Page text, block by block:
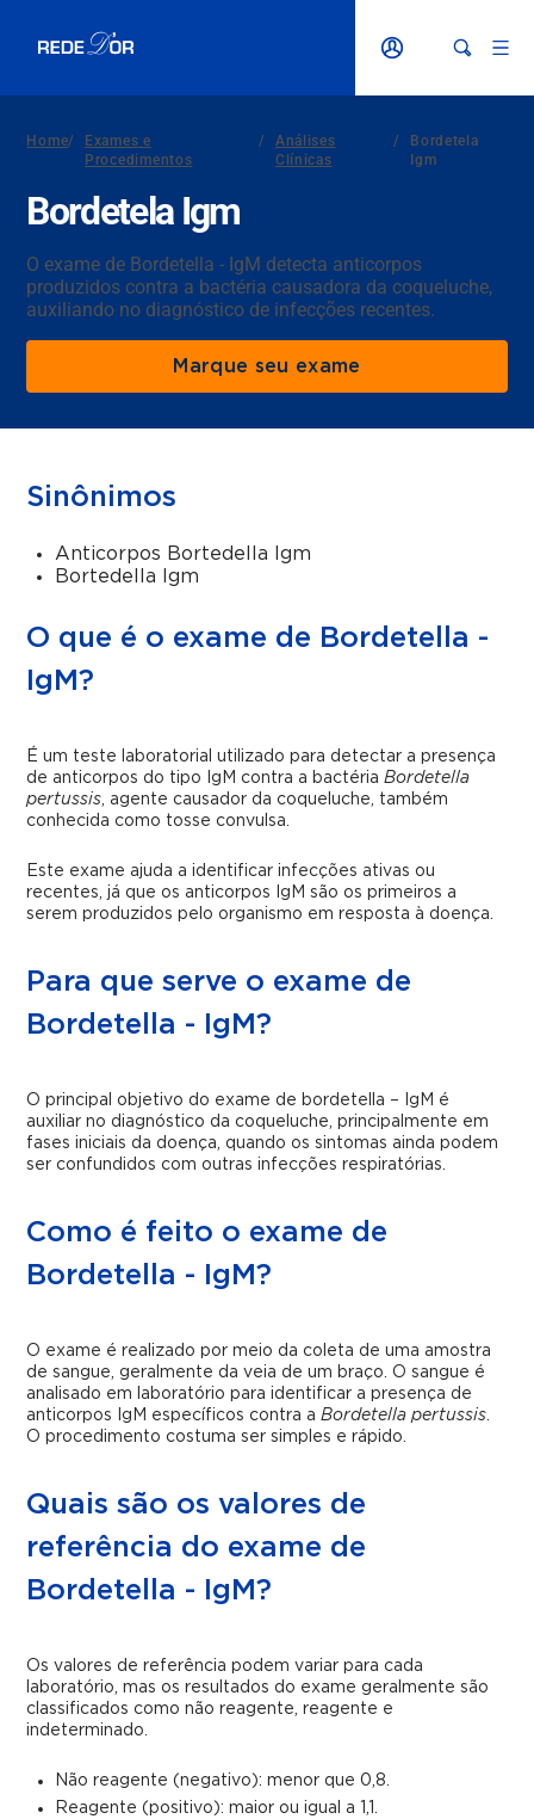
Home/
Exames e
Procedimentos
/
Análises
Clínicas
/
Bordetela
Igm
Bordetela Igm
O exame de Bordetella - IgM detecta anticorpos
produzidos contra a bactéria causadora da coqueluche,
auxiliando no diagnóstico de infecções recentes.
Marque seu exame
Sinônimos
Anticorpos Bortedella Igm
Bortedella Igm
O que é o exame de Bordetella -
IgM?
É um teste laboratorial utilizado para detectar a presença
de anticorpos do tipo IgM contra a bactériaBordetella
pertussis, agente causador da coqueluche, também
conhecida como tosse convulsa.
Este exame ajuda a identificar infecções ativas ou
recentes, já que os anticorpos IgM são os primeiros a
serem produzidos pelo organismo em resposta à doença.
Para que serve o exame de
Bordetella - IgM?
O principal objetivo do exame de bordetella – IgM é
auxiliar no diagnóstico da coqueluche, principalmente em
fases iniciais da doença, quando os sintomas ainda podem
ser confundidos com outras infecções respiratórias.
Como é feito o exame de
Bordetella - IgM?
O exame é realizado por meio da coleta de uma amostra
de sangue, geralmente da veia de um braço. O sangue é
analisado em laboratório para identificar a presença de
anticorpos IgM específicos contra aBordetella pertussis.
O procedimento costuma ser simples e rápido.
Quais são os valores de
referência do exame de
Bordetella - IgM?
Os valores de referência podem variar para cada
laboratório, mas os resultados do exame geralmente são
classificados como não reagente, reagente e
indeterminado.
Não reagente (negativo): menor que 0,8.
Reagente (positivo): maior ou igual a 1,1.